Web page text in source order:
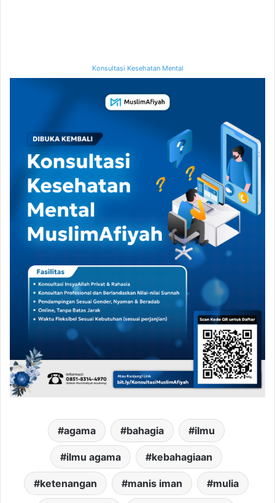
Konsultasi Kesehatan Mental
agama bahagia ilmu
ilmu agama kebahagiaan
ketenangan manis iman mulia